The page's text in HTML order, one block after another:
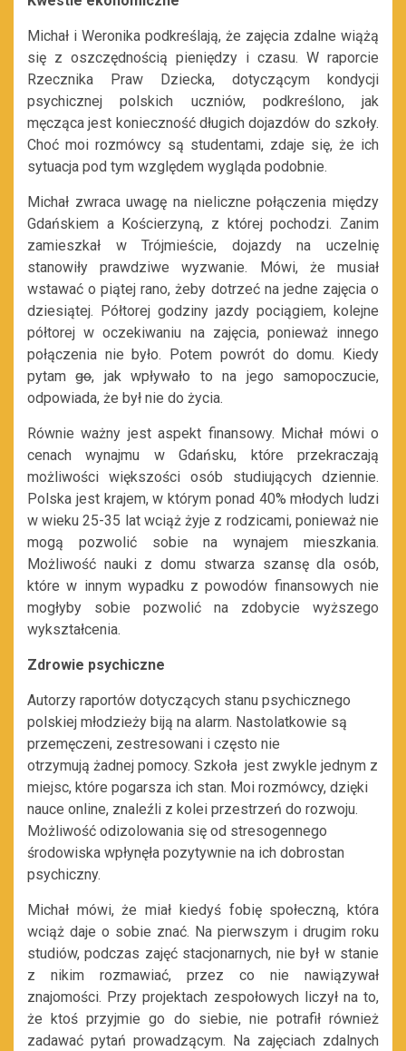
Michał i Weronika podkreślają, że zajęcia zdalne wiążą
się z oszczędnością pieniędzy i czasu. W raporcie
Rzecznika Praw Dziecka, dotyczącym kondycji
psychicznej polskich uczniów, podkreślono, jak
męcząca jest konieczność długich dojazdów do szkoły.
Choć moi rozmówcy są studentami, zdaje się, że ich
sytuacja pod tym względem wygląda podobnie.
Michał zwraca uwagę na nieliczne połączenia między
Gdańskiem a Kościerzyną, z której pochodzi. Zanim
zamieszkał w Trójmieście, dojazdy na uczelnię
stanowiły prawdziwe wyzwanie. Mówi, że musiał
wstawać o piątej rano, żeby dotrzeć na jedne zajęcia o
dziesiątej. Półtorej godziny jazdy pociągiem, kolejne
półtorej w oczekiwaniu na zajęcia, ponieważ innego
połączenia nie było. Potem powrót do domu. Kiedy
pytamgo, jak wpływało to na jego samopoczucie,
odpowiada, że był nie do życia.
Równie ważny jest aspekt finansowy. Michał mówi o
cenach wynajmu w Gdańsku, które przekraczają
możliwości większości osób studiujących dziennie.
Polska jest krajem, w którym ponad 40% młodych ludzi
w wieku 25-35 lat wciąż żyje z rodzicami, ponieważ nie
mogą pozwolić sobie na wynajem mieszkania.
Możliwość nauki z domu stwarza szansę dla osób,
które w innym wypadku z powodów finansowych nie
mogłyby sobie pozwolić na zdobycie wyższego
wykształcenia.
Zdrowie psychiczne
Autorzy raportów dotyczących stanu psychicznego
polskiej młodzieży biją na alarm. Nastolatkowie są
przemęczeni, zestresowani i często nie
otrzymują żadnej pomocy. Szkoła jest zwykle jednym z
miejsc, które pogarsza ich stan. Moi rozmówcy, dzięki
nauce online, znaleźli z kolei przestrzeń do rozwoju.
Możliwość odizolowania się od stresogennego
środowiska wpłynęła pozytywnie na ich dobrostan
psychiczny.
Michał mówi, że miał kiedyś fobię społeczną, która
wciąż daje o sobie znać. Na pierwszym i drugim roku
studiów, podczas zajęć stacjonarnych, nie był w stanie
z nikim rozmawiać, przez co nie nawiązywał
znajomości. Przy projektach zespołowych liczył na to,
że ktoś przyjmie go do siebie, nie potrafił również
zadawać pytań prowadzącym. Na zajęciach zdalnych